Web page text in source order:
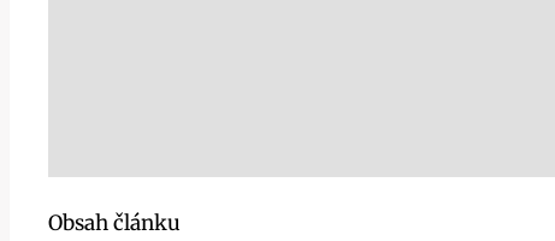
Obsah článku